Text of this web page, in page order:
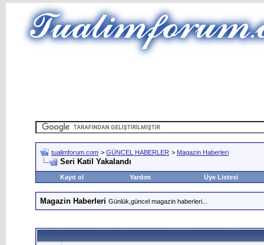
tualimforum.com > GÜNCEL HABERLER > Magazin Haberleri
Seri Katil Yakalandı
Kayıt ol Yardım Üye Listesi
Magazin Haberleri Günlük,güncel magazin haberleri...